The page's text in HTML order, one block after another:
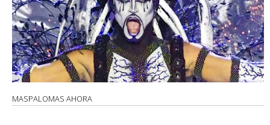
MASPALOMAS AHORA